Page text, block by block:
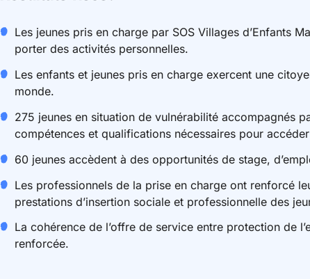
Les jeunes pris en charge par SOS Villages d’Enfants
porter des activités personnelles.​
Les enfants et jeunes pris en charge exercent une
monde.
275 jeunes en situation de vulnérabilité accompagnés
compétences et qualifications nécessaires pour
60 jeunes accèdent à des opportunités de stage,
Les professionnels de la prise en charge ont renforcé
prestations d’insertion sociale et professionnelle des
La cohérence de l’offre de service entre protection de
renforcée.